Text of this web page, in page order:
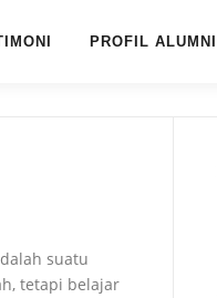
PROFIL ALUMNI
suatu
tetapi belajar